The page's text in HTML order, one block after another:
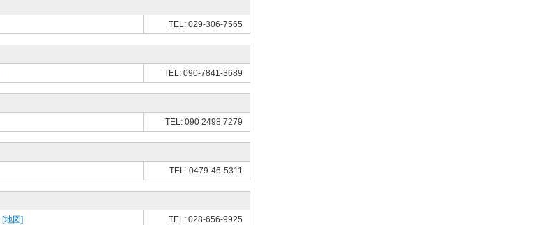
TEL: 029-306-7565
TEL: 090-7841-3689
TEL: 090 2498 7279
TEL: 0479-46-5311
[地図] TEL: 028-656-9925